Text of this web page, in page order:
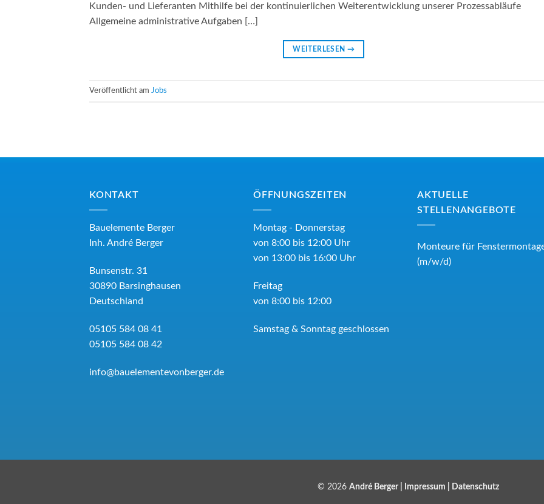
Kunden- und Lieferanten Mithilfe bei der kontinuierlichen Weiterentwicklung unserer Prozessabläufe
Allgemeine administrative Aufgaben […]
WEITERLESEN →
Veröffentlicht am Jobs
KONTAKT
Bauelemente Berger
Inh. André Berger
Bunsenstr. 31
30890 Barsinghausen
Deutschland
05105 584 08 41
05105 584 08 42
info@bauelementevonberger.de
ÖFFNUNGSZEITEN
Montag - Donnerstag
von 8:00 bis 12:00 Uhr
von 13:00 bis 16:00 Uhr
Freitag
von 8:00 bis 12:00
Samstag & Sonntag geschlossen
AKTUELLE
STELLENANGEBOTE
Monteure für
(m/w/d)
© 2026 André Berger | Impressum Datenschutz